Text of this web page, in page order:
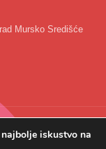
Mursko Središće
iskustvo na